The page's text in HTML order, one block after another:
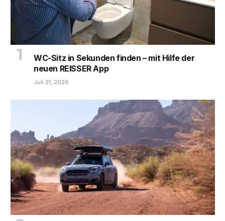
WC-Sitz in Sekunden finden – mit Hilfe der
neuen REISSER App
Juli 31, 2026